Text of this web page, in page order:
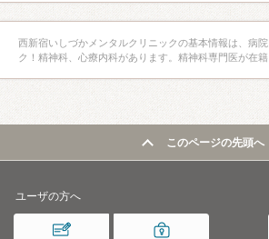
西新宿いしづかメンタルクリニックの基本情報は、病
ク！精神科、心療内科があります。精神科専門医が在籍
このページの先頭へ
ユーザの方へ